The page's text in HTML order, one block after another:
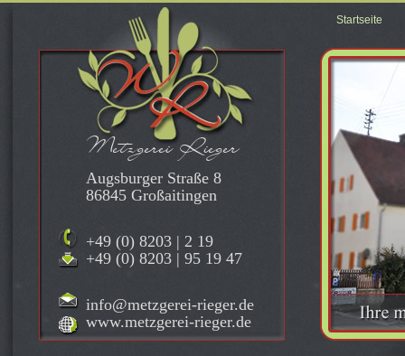
Startseite
Metzgerei Rieger
Augsburger Straße 8
86845 Großaitingen
+49 (0) 8203 | 2 19
+49 (0) 8203 | 95 19 47
info@metzgerei-rieger.de
www.metzgerei-rieger.de